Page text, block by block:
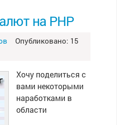
на PHP
Опубликовано: 15
Хочу поделиться с
вами некоторыми
наработками в
области